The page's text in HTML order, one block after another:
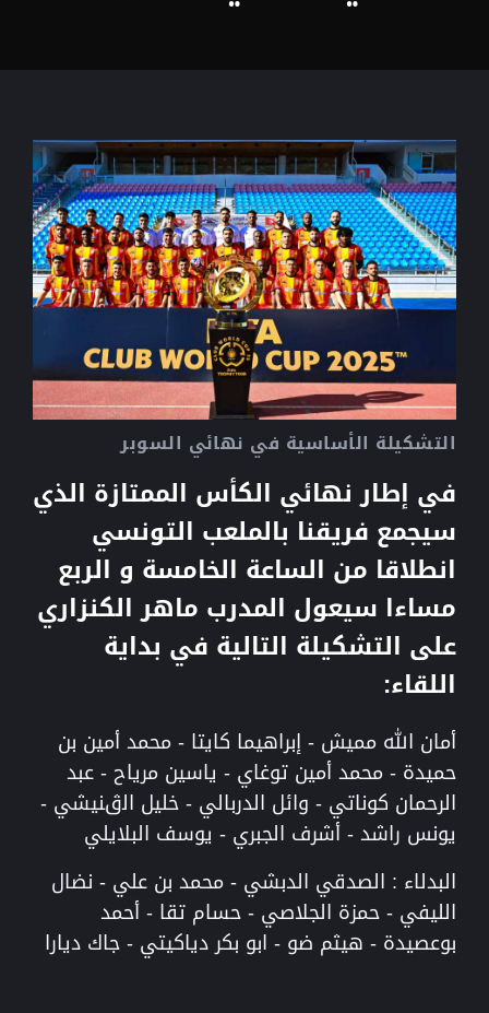
التشكيلة الأساسية في نهائي السوبر
في إطار نهائي الكأس الممتازة الذي
سيجمع فريقنا بالملعب التونسي
انطلاقا من الساعة الخامسة و الربع
مساءا سيعول المدرب ماهر الكنزاري
على التشكيلة التالية في بداية
اللقاء:
أمان الله مميش - إبراهيما كايتا - محمد أمين بن
حميدة - محمد أمين توغاي - ياسين مرياح - عبد
الرحمان كوناتي - وائل الدربالي - خليل الڨنيشي -
يونس راشد - أشرف الجبري - يوسف البلايلي
البدلاء : الصدقي الدبشي - محمد بن علي - نضال
الليفي - حمزة الجلاصي - حسام تقا - أحمد
بوعصيدة - هيثم ضو - ابو بكر دياكيتي - جاك ديارا